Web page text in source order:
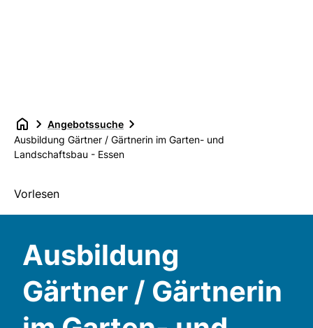
Angebotssuche
Ausbildung Gärtner / Gärtnerin im Garten- und
Landschaftsbau - Essen
Vorlesen
Ausbildung
Gärtner / Gärtnerin